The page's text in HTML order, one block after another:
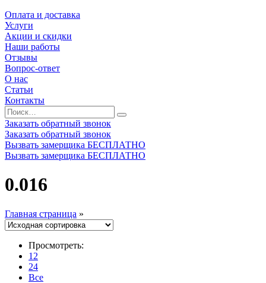
Оплата и доставка
Услуги
Акции и скидки
Наши работы
Отзывы
Вопрос-ответ
О нас
Статьи
Контакты
Заказать обратный звонок
Заказать обратный звонок
Вызвать замерщика БЕСПЛАТНО
Вызвать замерщика БЕСПЛАТНО
0.016
Главная страница »
Просмотреть:
12
24
Все